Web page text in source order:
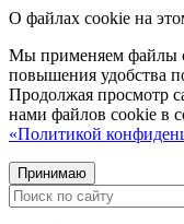
О файлах cookie на
Мы применяем файлы
повышения удобства
Продолжая просмотр
нами файлов cookie в
«Политикой
Принимаю